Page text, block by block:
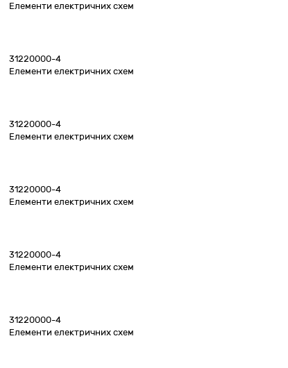
Елементи електричних схем
31220000-4
Елементи електричних схем
31220000-4
Елементи електричних схем
31220000-4
Елементи електричних схем
31220000-4
Елементи електричних схем
31220000-4
Елементи електричних схем